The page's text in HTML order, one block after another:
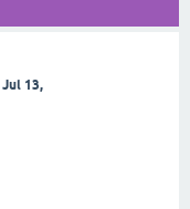
Jul 13,